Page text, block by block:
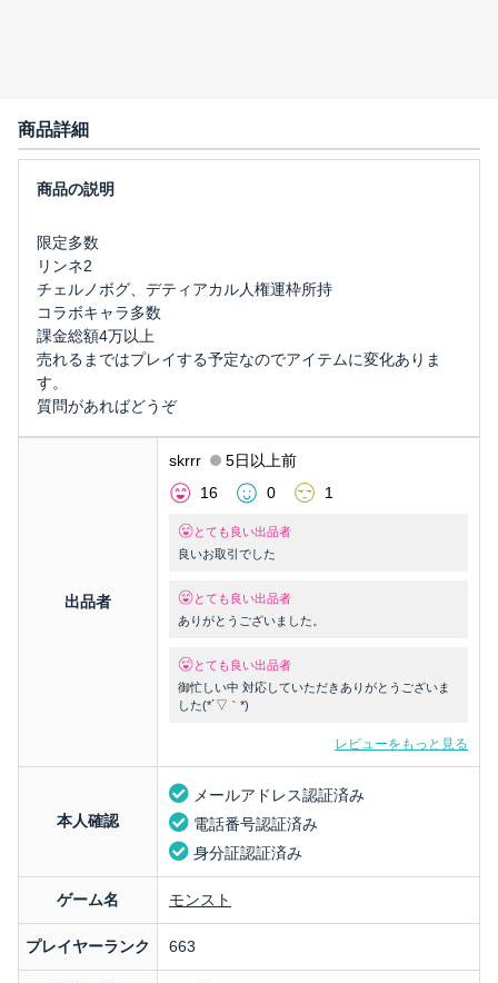
商品詳細
限定多数
リンネ2
チェルノボグ、デティアカル人権運枠所持
コラボキャラ多数
課金総額4万以上
売れるまではプレイする予定なのでアイテムに変化ありま
す。
質問があればどうぞ
出品者
skrrr
5日以上前
16
0 1
とても良い出品者
良いお取引でした
とても良い出品者
ありがとうございました。
とても良い出品者
御忙しい中 対応していただきありがとうございま
した(*´▽｀*)
レビューをもっと見る
本人確認
メールアドレス認証済み
電話番号認証済み
身分証認証済み
ゲーム名 モンスト
プレイヤーランク 663